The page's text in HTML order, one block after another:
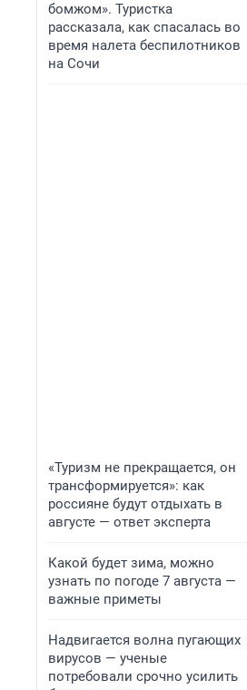
бомжом». Туристка
рассказала, как спасалась во
время налета беспилотников
на Сочи
«Туризм не прекращается, он
трансформируется»: как
россияне будут отдыхать в
августе — ответ эксперта
Какой будет зима, можно
узнать по погоде 7 августа —
важные приметы
Надвигается волна пугающих
вирусов — ученые
потребовали срочно усилить